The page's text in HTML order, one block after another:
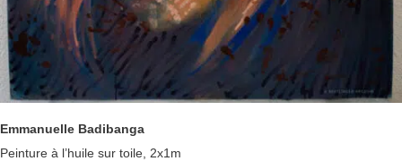
Emmanuelle Badibanga
Peinture à l’huile sur toile, 2x1m